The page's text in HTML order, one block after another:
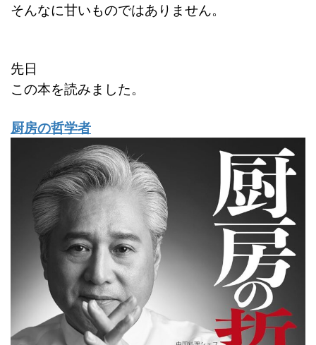
そんなに甘いものではありません。
先日
この本を読みました。
厨房の哲学者